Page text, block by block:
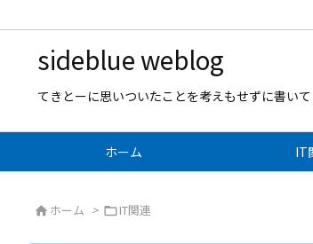
sideblue weblog
てきとーに思いついたことを考えもせずに書い
ホーム IT
 ホーム > IT関連